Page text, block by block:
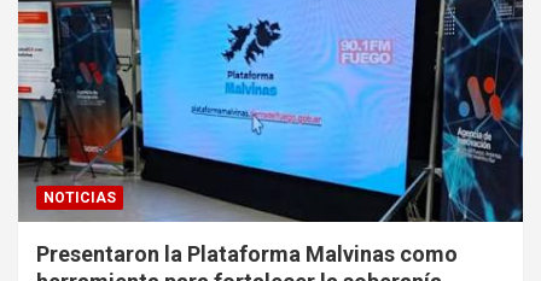
NOTICIAS
Presentaron la Plataforma Malvinas como